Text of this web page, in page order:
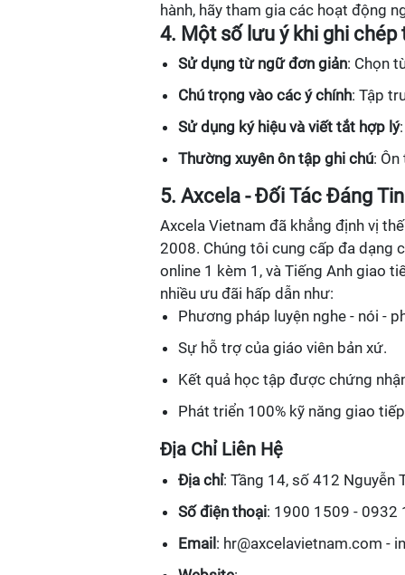
hành, hãy tham gia các hoạt động
4. Một số lưu ý khi ghi chép
Sử dụng từ ngữ đơn giản: Chọn
Chú trọng vào các ý chính: Tập
Sử dụng ký hiệu và viết tắt hợp lý
Thường xuyên ôn tập ghi chú:
5. Axcela - Đối Tác Đáng
Axcela Vietnam đã khẳng định vị
2008. Chúng tôi cung cấp đa dạng
online 1 kèm 1, và Tiếng Anh giao
nhiều ưu đãi hấp dẫn như:
Phương pháp luyện nghe - nói -
Sự hỗ trợ của giáo viên bản xứ.
Kết quả học tập được chứng
Phát triển 100% kỹ năng giao
Địa Chỉ Liên Hệ
Địa chỉ: Tầng 14, số 412 Nguyễn
Số điện thoại: 1900 1509 - 0932
Email : hr@axcelavietnam.com -